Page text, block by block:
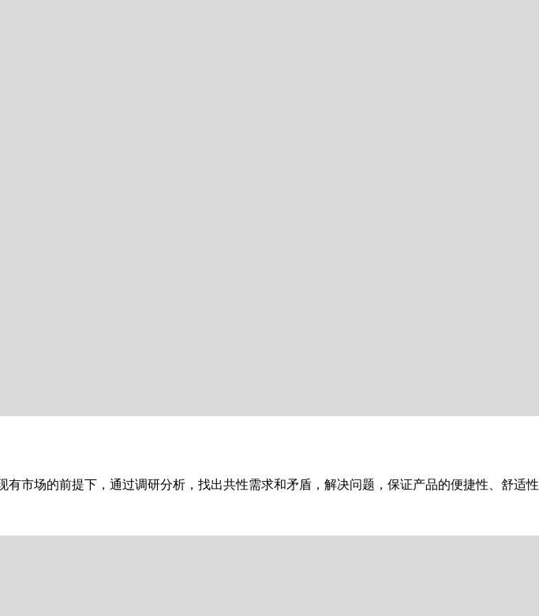
市场的前提下，通过调研分析，找出共性需求和矛盾，解决问题，保证产品的便捷性、舒适性